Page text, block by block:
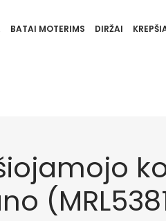
BATAI MOTERIMS DIRŽAI